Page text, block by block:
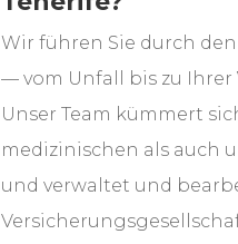
Wir führen Sie durch
— vom Unfall bis zu Ihrer
Unser Team kümmert
medizinischen als auch
und verwaltet und